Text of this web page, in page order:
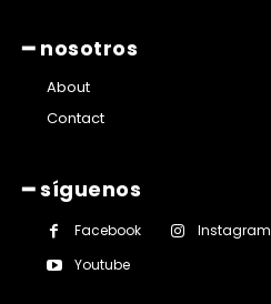
━ nosotros
About
Contact
━ síguenos
Facebook Instagram
Youtube